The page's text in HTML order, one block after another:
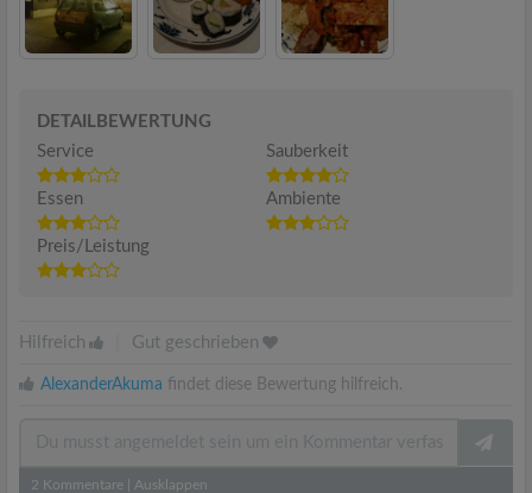
DETAILBEWERTUNG
Service
Sauberkeit
Essen Ambiente
Preis/Leistung
Hilfreich Gut geschrieben
AlexanderAkuma findet diese Bewertung hilfreich.
2 Kommentare Ausklappen